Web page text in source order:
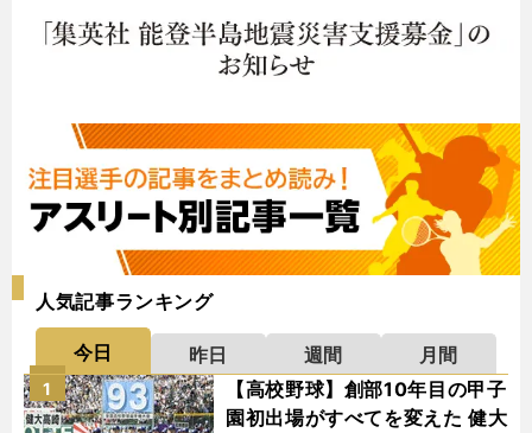
人気記事ランキング
今日 昨日 週間
月間
【高校野球】創部10年目の甲子
園初出場がすべてを変えた 健大
1